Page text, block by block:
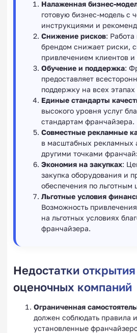
Налаженная бизнес-
готовую бизнес-модель с
инструкциями и
Снижение рисков:
брендом снижает риски,
привлечением клиентов
Обучение и поддержка:
предоставляет
поддержку на всех этапах
Единые стандарты
высокого уровня услуг
стандартам франчайзера.
Совместные рекламные
в масштабных рекламных
другими точками
Экономия на закупках:
закупка оборудования и
обеспечения по льготным
Льготные условия
Возможность
на льготных условиях
франчайзера.
Недостатки
оценочных компаний
Ограниченная
должен соблюдать правила
установленные